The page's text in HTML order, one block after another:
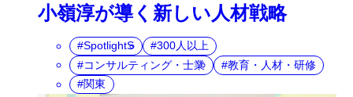
小嶺淳が導く新しい人材戦略
SpotlightS
300人以上
コンサルティング・士業
教育・人材・研修
関東